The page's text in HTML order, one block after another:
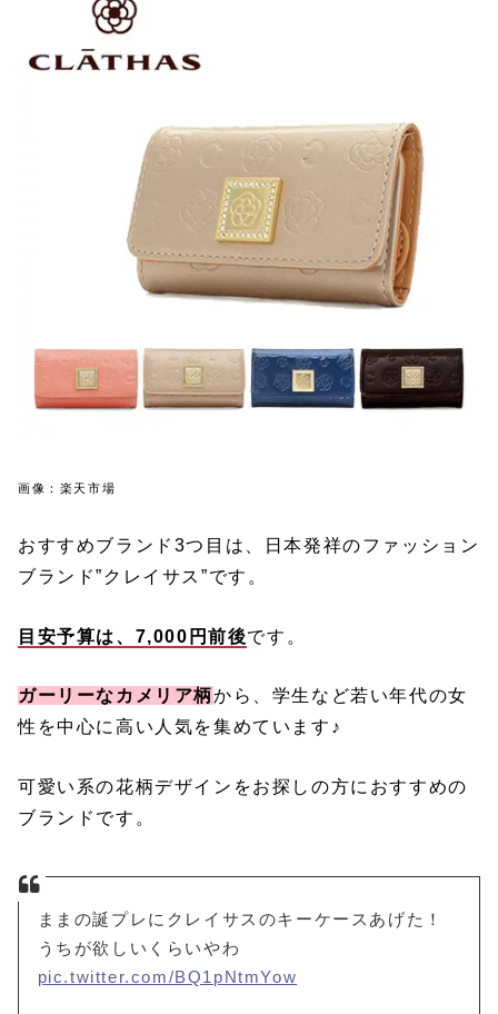
画像：楽天市場
おすすめブランド3つ目は、日本発祥のファッション
ブランド”クレイサス”です。
目安予算は、7,000円前後です。
ガーリーなカメリア柄から、学生など若い年代の女
性を中心に高い人気を集めています♪
可愛い系の花柄デザインをお探しの方におすすめの
ブランドです。
ままの誕プレにクレイサスのキーケースあげた！
うちが欲しいくらいやわ
pic.twitter.com/BQ1pNtmYow